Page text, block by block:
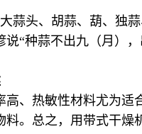
蒜头、胡蒜、葫、独
“种蒜不出九（月）
、热敏性材料尤为
。总之，用带式干燥